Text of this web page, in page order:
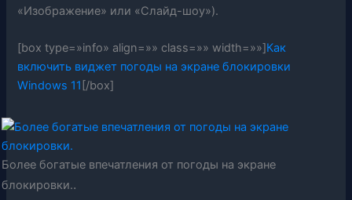
«Изображение» или «Слайд-шоу»).
[box type=»info» align=»» class=»» width=»»]Как
включить виджет погоды на экране блокировки
Windows 11 [/box]
Более богатые впечатления от погоды на экране
блокировки..